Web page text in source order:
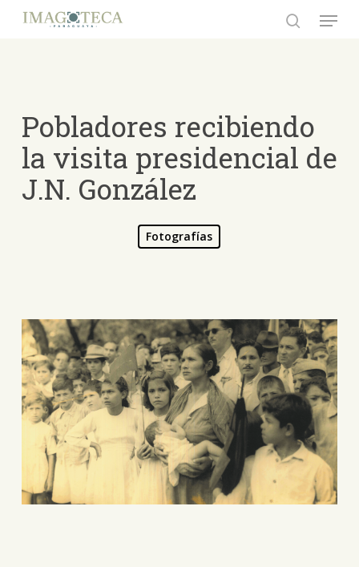
Menu
Pobladores recibiendo
la visita presidencial de
J.N. González
Fotografías